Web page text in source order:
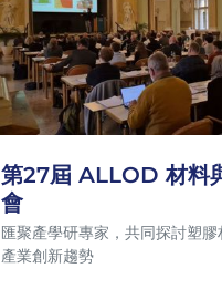
第27屆 ALLOD 材料
會
匯聚產學研專家，共同探討塑
產業創新趨勢